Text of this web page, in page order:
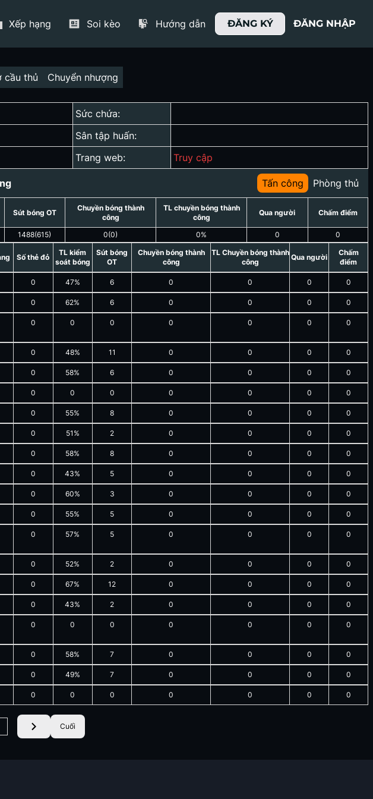
Xếp hạng Soi kèo Hướng dẫn ĐĂNG KÝ ĐĂNG NHẬP
cầu thủ Chuyển nhượng
Sức chứa:
Sân tập huấn:
Trang web: Truy cập
Tấn công Phòng thủ
Sút bóng OT
1488(615)
Chuyền bóng thành
công
0(0)
TL chuyền bóng thành
công
0%
Qua người
0
Chấm điểm
0
Số thẻ đỏ
TL kiểm
soát bóng
Sút bóng
OT
Chuyền bóng thành
công
TL Chuyền bóng thành
công
Qua người
Chấm
điểm
0 47% 6 0 0 0 0
0 62% 6 0 0 0 0
0 0 0 0 0 0 0
0 48% 11 0 0 0 0
0 58% 6 0 0 0 0
0 0 0 0 0 0 0
0 55% 8 0 0 0 0
0 51% 2 0 0 0 0
0 58% 8 0 0 0 0
0 43% 5 0 0 0 0
0 60% 3 0 0 0 0
0 55% 5 0 0 0 0
0 57% 5 0 0 0 0
0 52% 2 0 0 0 0
0 67% 12 0 0 0 0
0 43% 2 0 0 0 0
0 0 0 0 0 0 0
0 58% 7 0 0 0 0
0 49% 7 0 0 0 0
0 0 0 0 0 0 0
Cuối